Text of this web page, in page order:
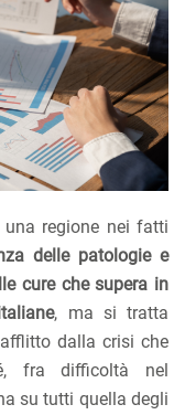
regione nei fatti
delle patologie e
cure che supera in
, ma si tratta
dalla crisi che
fra difficoltà nel
su tutti quella degli